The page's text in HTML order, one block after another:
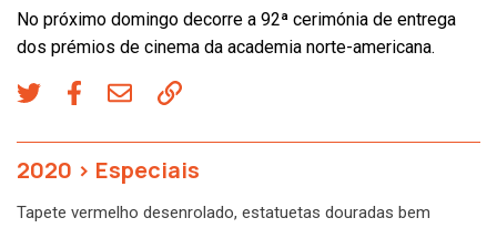
No próximo domingo decorre a 92ª cerimónia de entrega
dos prémios de cinema da academia norte-americana.
2020 > Especiais
Tapete vermelho desenrolado, estatuetas douradas bem